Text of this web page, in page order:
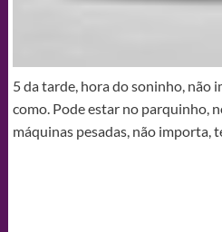
5 da tarde, hora do soninho, não
como. Pode estar no parquinho,
máquinas pesadas, não importa,